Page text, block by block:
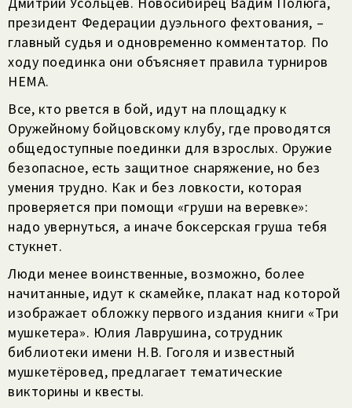
президент Федерации дуэльного фехтования, –
главный судья и одновременно комментатор. По
ходу поединка они объясняет правила турниров
НЕМА.
Все, кто рвется в бой, идут на площадку к
Оружейному бойцовскому клубу, где проводятся
общедоступные поединки для взрослых. Оружие
безопасное, есть защитное снаряжение, но без
умения трудно. Как и без ловкости, которая
проверяется при помощи «груши на веревке»:
надо увернуться, а иначе боксерская груша тебя
стукнет.
Люди менее воинственные, возможно, более
начитанные, идут к скамейке, плакат над которой
изображает обложку первого издания книги «Три
мушкетера». Юлия Лаврушина, сотрудник
библиотеки имени Н.В. Гоголя и известный
мушкетёровед, предлагает тематические
викторины и квесты.